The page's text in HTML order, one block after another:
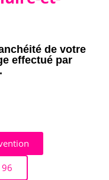
de votre
effectué par